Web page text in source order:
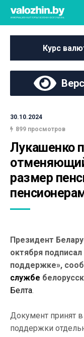
Курс
30.10.2024
899 просмотров
Лукашенко
отменяющий
размер
Президент
октября
поддержке»,
службе
Белта.
Документ принят
поддержки